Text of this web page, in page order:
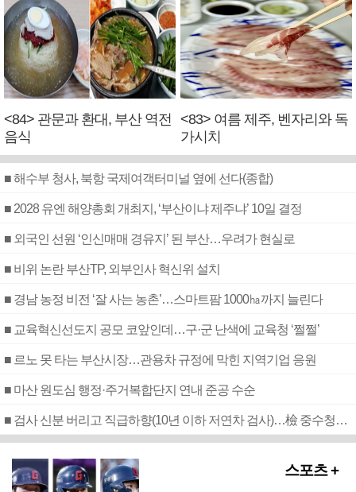
<84> 관문과 환대, 부산 역전
음식
<83> 여름 제주, 벤자리와 독
가시치
■ 해수부 청사, 북항 국제여객터미널 옆에 선다(종합)
■ 2028 유엔 해양총회 개최지, ‘부산이냐 제주냐’ 10일 결정
■ 외국인 선원 ‘인신매매 경유지’ 된 부산…우려가 현실로
■ 비위 논란 부산TP, 외부인사 혁신위 설치
■ 경남 농정 비전 ‘잘 사는 농촌’…스마트팜 1000㏊까지 늘린다
■ 교육혁신선도지 공모 코앞인데…구·군 난색에 교육청 ‘쩔쩔’
■ 르노 못 타는 부산시장…관용차 규정에 막힌 지역기업 응원
■ 마산 원도심 행정·주거복합단지 연내 준공 수순
■ 검사 신분 버리고 직급하향(10년 이하 저연차 검사)…檢 중수청행 기피
스포츠 +